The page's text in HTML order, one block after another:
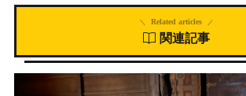
関連記事
Related articles